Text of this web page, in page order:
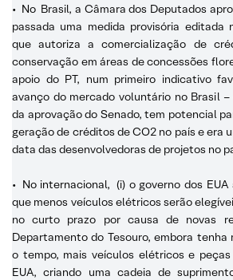
• No Brasil, a Câmara dos Deputados
passada uma medida provisória editada
que autoriza a comercialização de
conservação em áreas de concessões
apoio do PT, num primeiro indicativo
avanço do mercado voluntário no Brasil
da aprovação do Senado, tem potencial
geração de créditos de CO2 no país e era
data das desenvolvedoras de projetos no
• No internacional, (i) o governo dos
que menos veículos elétricos serão
no curto prazo por causa de novas
Departamento do Tesouro, embora tenha
o tempo, mais veículos elétricos e
EUA, criando uma cadeia de